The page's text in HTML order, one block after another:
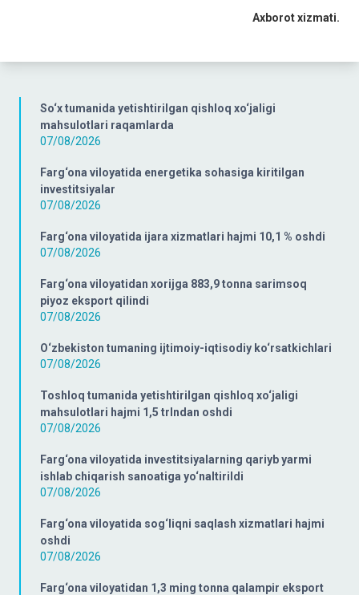
So‘x tumanida yetishtirilgan qishloq xo‘jaligi
mahsulotlari raqamlarda
07/08/2026
Farg‘ona viloyatida energetika sohasiga kiritilgan
investitsiyalar
07/08/2026
Farg‘ona viloyatida ijara xizmatlari hajmi 10,1 % oshdi
07/08/2026
Farg‘ona viloyatidan xorijga 883,9 tonna sarimsoq
piyoz eksport qilindi
07/08/2026
O‘zbekiston tumaning ijtimoiy-iqtisodiy ko‘rsatkichlari
07/08/2026
Toshloq tumanida yetishtirilgan qishloq xo‘jaligi
mahsulotlari hajmi 1,5 trlndan oshdi
07/08/2026
Farg‘ona viloyatida investitsiyalarning qariyb yarmi
ishlab chiqarish sanoatiga yo‘naltirildi
07/08/2026
Farg‘ona viloyatida sog‘liqni saqlash xizmatlari hajmi
oshdi
07/08/2026
Farg‘ona viloyatidan 1,3 ming tonna qalampir eksport
Axborot xizmati.